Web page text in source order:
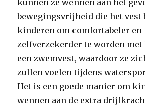
kunnen ze wennen aan het
bewegingsvrijheid die het vest
kinderen om comfortabeler en
zelfverzekerder te worden met
een zwemvest, waardoor ze
zullen voelen tijdens
Het is een goede manier om
wennen aan de extra